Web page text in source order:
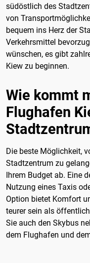
südöstlich des
von
bequem ins Herz der
Verkehrsmittel
wünschen, es gibt
Kiew zu beginnen.
Wie kommt
Flughafen
Die beste Möglichkeit,
Stadtzentrum zu
Ihrem Budget ab. Eine
Nutzung eines Taxis
Option bietet Komfort
teurer sein als
Sie auch den Skybus
dem Flughafen und